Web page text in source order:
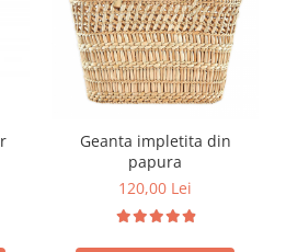
Geanta impletita din
papura
120,00 Lei